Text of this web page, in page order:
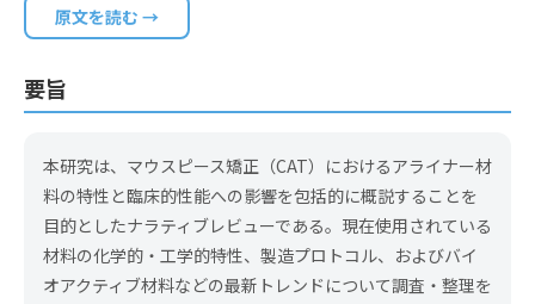
原文を読む →
要旨
本研究は、マウスピース矯正（CAT）におけるアライナー材
料の特性と臨床的性能への影響を包括的に概説することを
目的としたナラティブレビューである。現在使用されている
材料の化学的・工学的特性、製造プロトコル、およびバイ
オアクティブ材料などの最新トレンドについて調査・整理を